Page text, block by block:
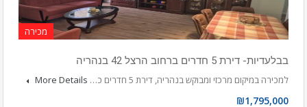
מכירה
בבלעדיות- דירת 5 חדרים ברחוב הרצל 42 בנהריה
למכירה במיקום מרכזי ומבוקש בנהריה, דירת 5 חדרים כ…
More Details
₪1,795,000